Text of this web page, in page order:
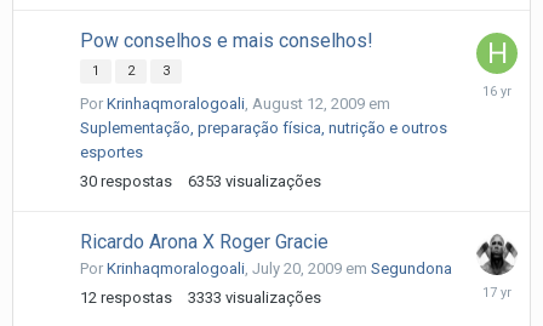
Pow conselhos e mais conselhos!
1 2 3
Por Krinhaqmoralogoali August 12, 2009 em
Suplementação, preparação física, nutrição e outros
esportes
30 respostas 6353 visualizações
August
Ricardo Arona X Roger Gracie
Por Krinhaqmoralogoali July 20, 2009 em Segundona
12 respostas 3333 visualizações
July